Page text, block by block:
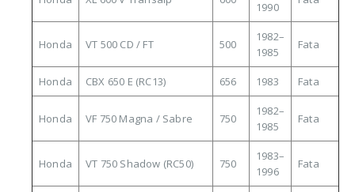
1990
Honda VT 500 CD / FT 500
1982–
1985
Fata
Honda CBX 650 E (RC13) 656 1983 Fata
Honda VF 750 Magna / Sabre 750
1982–
1985
Fata
Honda VT 750 Shadow (RC50) 750
1983–
1996
Fata